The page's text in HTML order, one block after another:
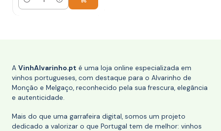
Quantidade
A VinhAlvarinho.pt é uma loja online especializada em
vinhos portugueses, com destaque para o Alvarinho de
Monção e Melgaço, reconhecido pela sua frescura, elegância
e autenticidade.
Mais do que uma garrafeira digital, somos um projeto
dedicado a valorizar o que Portugal tem de melhor: vinhos